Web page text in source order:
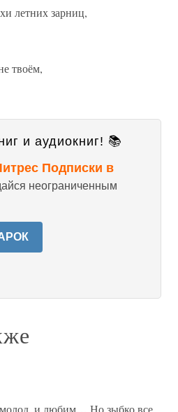
летних зарниц,
твоём,
и аудиокниг! 📚
Подписки в
неограниченным
и любим… Но зыбко все